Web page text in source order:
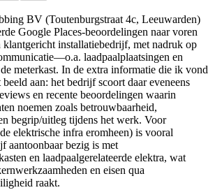
BV (Toutenburgstraat 4c, Leeuwarden)
Google Places-beoordelingen naar voren
klantgericht installatiebedrijf, met nadruk op
laadpaalplaatsingen en
meterkast. In de extra informatie die ik vond
aan: het bedrijf scoort daar eveneens
en recente beoordelingen waarin
noemen zoals betrouwbaarheid,
begrip/uitleg tijdens het werk. Voor
elektrische infra eromheen) is vooral
aantoonbaar bezig is met
en laadpaalgerelateerde elektra, wat
en eisen qua
raakt.